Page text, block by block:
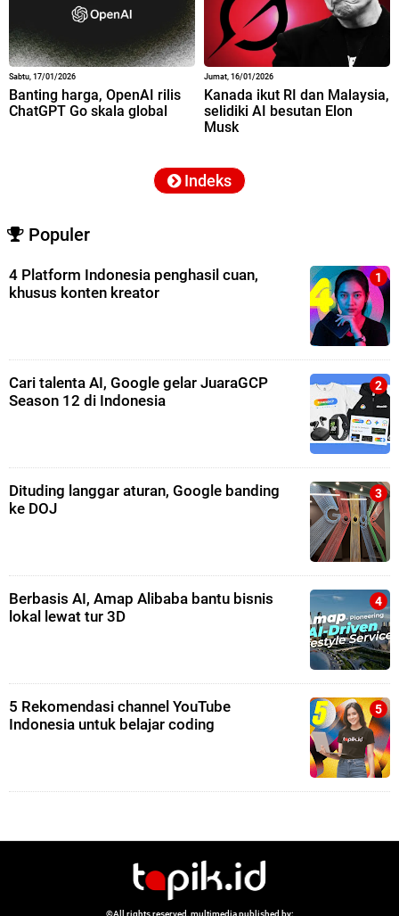
Sabtu, 17/01/2026
Banting harga, OpenAI rilis
ChatGPT Go skala global
Jumat, 16/01/2026
Kanada ikut RI dan Malaysia,
selidiki AI besutan Elon
Musk
Indeks
Populer
4 Platform Indonesia penghasil cuan,
khusus konten kreator
Cari talenta AI, Google gelar JuaraGCP
Season 12 di Indonesia
Dituding langgar aturan, Google banding
ke DOJ
Berbasis AI, Amap Alibaba bantu bisnis
lokal lewat tur 3D
5 Rekomendasi channel YouTube
Indonesia untuk belajar coding